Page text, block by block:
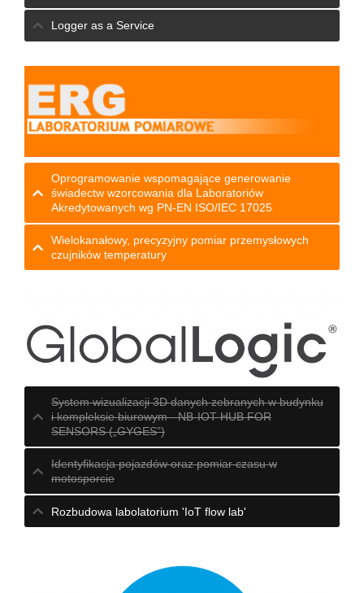
Logger as a Service
Oprogramowanie wspomagające generowanie
świadectw wzorcowania dla Laboratoriów
Akredytowanych wg PN-EN ISO/IEC 17025
Wielokanałowy, precyzyjny pomiar przemysłowych
czujników temperatury
System wizualizacji 3D danych zebranych w budynku
i kompleksie biurowym - NB-IOT HUB FOR
SENSORS („GYGES”)
Identyfikacja pojazdów oraz pomiar czasu w
motosporcie
Rozbudowa labolatorium 'IoT flow lab'